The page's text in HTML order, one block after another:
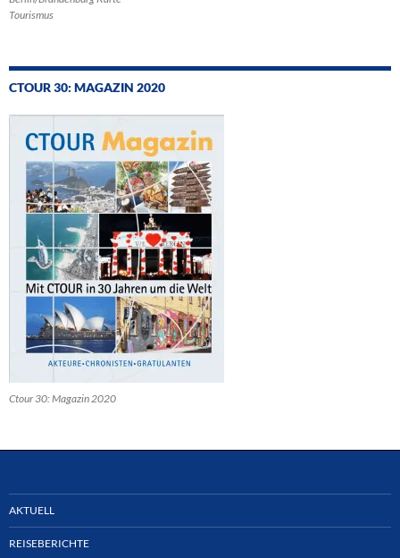
Tourismus
CTOUR 30: MAGAZIN 2020
Ctour 30: Magazin 2020
AKTUELL
REISEBERICHTE